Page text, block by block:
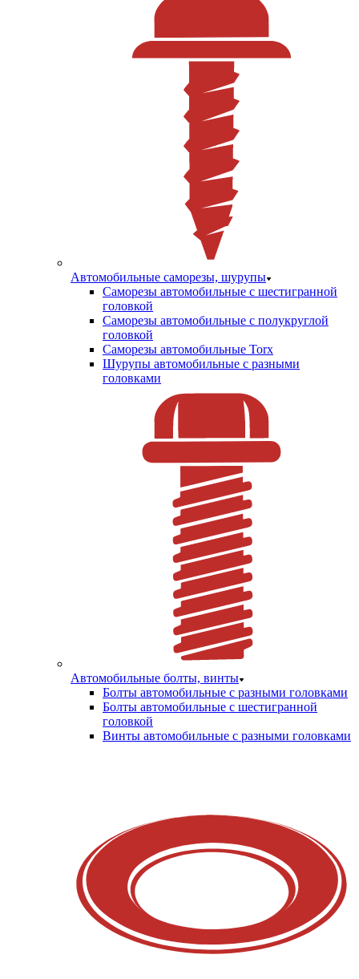
Автомобильные саморезы, шурупы
Саморезы автомобильные с шестигранной
головкой
Саморезы автомобильные с полукруглой
головкой
Саморезы автомобильные Torx
Шурупы автомобильные с разными
головками
Автомобильные болты, винты
Болты автомобильные с разными головками
Болты автомобильные с шестигранной
головкой
Винты автомобильные с разными головками